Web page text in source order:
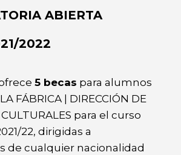
ABIERTA
2022
5 becas para alumnos
FÁBRICA | DIRECCIÓN DE
CULTURALES para el curso
22, dirigidas a
de cualquier nacionalidad